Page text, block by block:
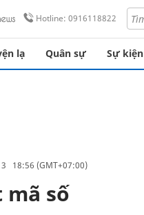
Hotline: 0916118822
lạ Quân sự Sự kiện
18:56 (GMT+07:00)
số